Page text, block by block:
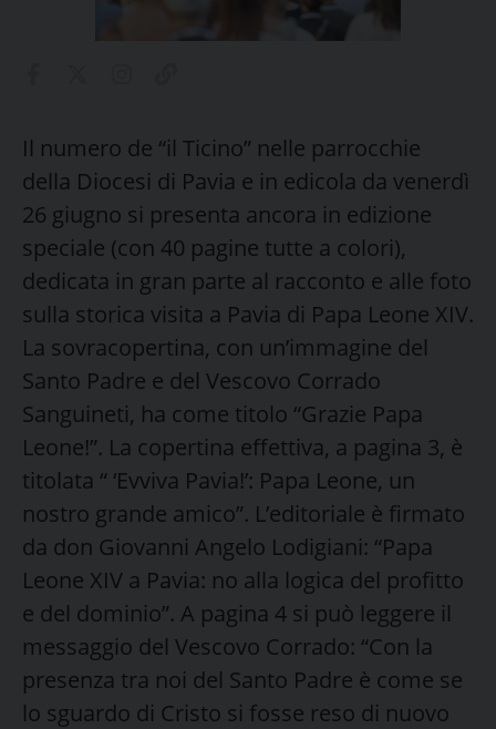
Il numero de “il Ticino” nelle parrocchie
della Diocesi di Pavia e in edicola da venerdì
26 giugno si presenta ancora in edizione
speciale (con 40 pagine tutte a colori),
dedicata in gran parte al racconto e alle foto
sulla storica visita a Pavia di Papa Leone XIV.
La sovracopertina, con un’immagine del
Santo Padre e del Vescovo Corrado
Sanguineti, ha come titolo “Grazie Papa
Leone!”. La copertina effettiva, a pagina 3, è
titolata “ ‘Evviva Pavia!’: Papa Leone, un
nostro grande amico”. L’editoriale è firmato
da don Giovanni Angelo Lodigiani: “Papa
Leone XIV a Pavia: no alla logica del profitto
e del dominio”. A pagina 4 si può leggere il
messaggio del Vescovo Corrado: “Con la
presenza tra noi del Santo Padre è come se
lo sguardo di Cristo si fosse reso di nuovo